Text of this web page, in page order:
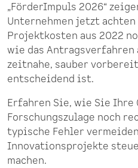
„FörderImpuls 2026“
Unternehmen jetzt achten
Projektkosten aus 2022
wie das
zeitnahe, sauber
entscheidend ist.
Erfahren Sie, wie Sie Ihre
Forschungszulage noch
typische Fehler
Innovationsprojekte
machen.